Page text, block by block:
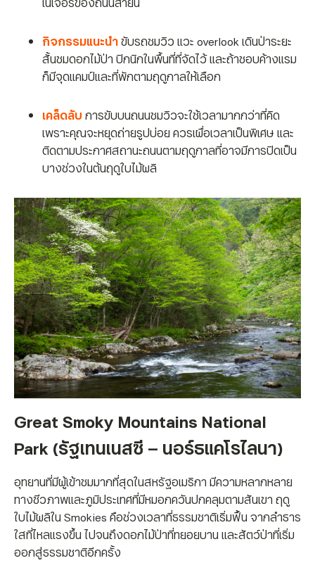
กิจกรรมแนะนำขับรถชมวิว แวะ overlook เดินป่าระยะ
สั้นชมดอกไม้ป่า ปิกนิกในพื้นที่ที่จัดไว้ และถ้าชอบค้างแรม
ก็มีจุดแคมป์และที่พักตามฤดูกาลให้เลือก
เคล็ดลับ การขับบนถนนชมวิวจะใช้เวลามากกว่าที่คิด
เพราะคุณจะหยุดถ่ายรูปบ่อย ควรเผื่อเวลาเป็นพิเศษ และ
ติดตามประกาศสถานะถนนตามฤดูกาลที่อาจมีการปิดเป็น
บางช่วงในต้นฤดูใบไม้ผลิ
Great Smoky Mountains National
Park (รัฐเทนเนสซี – นอร์ธแคโรไลนา)
อุทยานที่มีผู้เข้าชมมากที่สุดในสหรัฐอเมริกา มีความหลากหลาย
ทางชีวภาพและภูมิประเทศที่มีหมอกควันปกคลุมตามสันเขา ฤดู
ใบไม้ผลิใน Smokies คือช่วงเวลาที่ธรรมชาติเริ่มฟื้น จากลำธาร
ใสที่ไหลแรงขึ้น ไปจนถึงดอกไม้ป่าที่ทยอยบาน และสัตว์ป่าที่เริ่ม
ออกสู่ธรรมชาติอีกครั้ง